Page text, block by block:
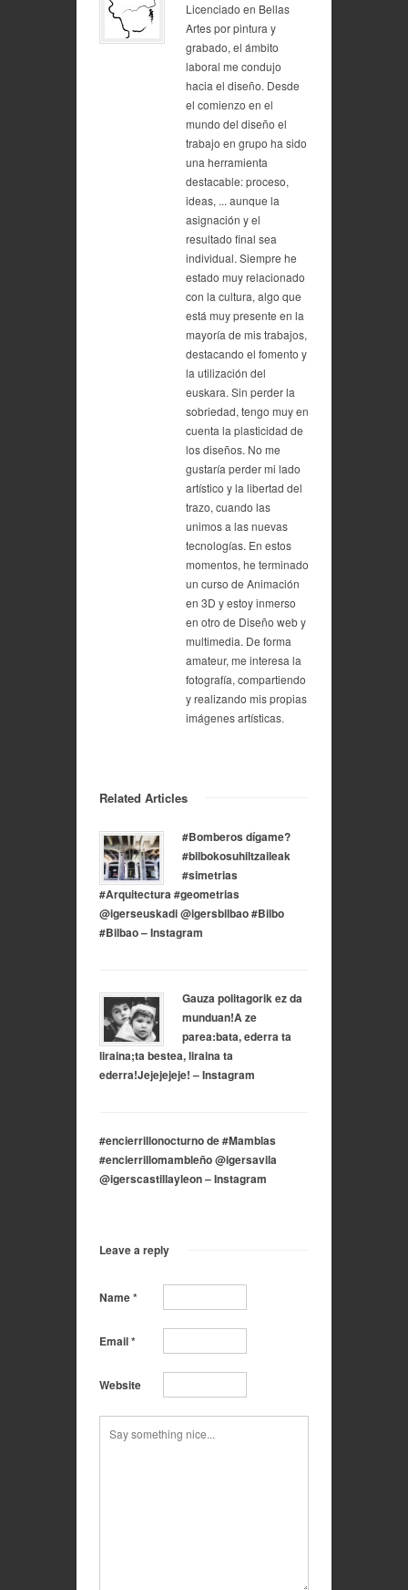
Licenciado en Bellas
Artes por pintura y
grabado, el ámbito
laboral me condujo
hacia el diseño. Desde
el comienzo en el
mundo del diseño el
trabajo en grupo ha sido
una herramienta
destacable: proceso,
ideas, ... aunque la
asignación y el
resultado final sea
individual. Siempre he
estado muy relacionado
con la cultura, algo que
está muy presente en la
mayoría de mis trabajos,
destacando el fomento y
la utilización del
euskara. Sin perder la
sobriedad, tengo muy en
cuenta la plasticidad de
los diseños. No me
gustaría perder mi lado
artístico y la libertad del
trazo, cuando las
unimos a las nuevas
tecnologías. En estos
momentos, he terminado
un curso de Animación
en 3D y estoy inmerso
en otro de Diseño web y
multimedia. De forma
amateur, me interesa la
fotografía, compartiendo
y realizando mis propias
imágenes artísticas.
Related Articles
#Bomberos dígame?
#bilbokosuhiltzaileak
#simetrias
#Arquitectura #geometrias
@igerseuskadi @igersbilbao #Bilbo
#Bilbao – Instagram
Gauza politagorik ez da
munduan!A ze
parea:bata, ederra ta
liraina;ta bestea, liraina ta
ederra!Jejejejeje! – Instagram
#encierrillonocturno de #Mamblas
#encierrillomambleño @igersavila
@igerscastillayleon – Instagram
Leave a reply
Name*
Email*
Website